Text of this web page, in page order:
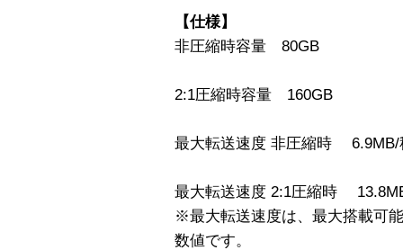
【仕様】
非圧縮時容量 80GB
2:1圧縮時容量 160GB
最大転送速度 非圧縮時 6.9MB/
最大転送速度 2:1圧縮時
※最大転送速度は、最大搭載可
数値です。